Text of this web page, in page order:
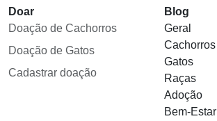
Doar
Doação de Cachorros
Doação de Gatos
Cadastrar doação
Blog
Geral
Cachorros
Gatos
Raças
Adoção
Bem-Estar